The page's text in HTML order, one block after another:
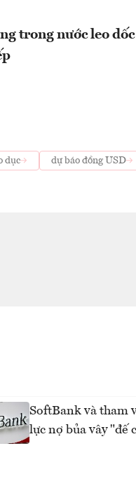
trong nước leo
dục dự báo đồng USD
SoftBank và tham
lực nợ bủa vây "đế